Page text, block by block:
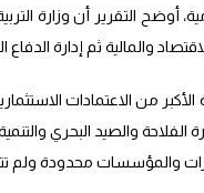
التقرير أن وزارة
والمالية ثم إدارة الدفاع
من الاعتمادات
الفلاحة والصيد البحري